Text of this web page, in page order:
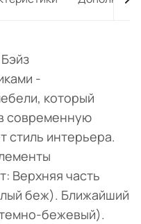
-
который
современную
стиль интерьера.
Верхняя часть
беж). Ближайший
бежевый).